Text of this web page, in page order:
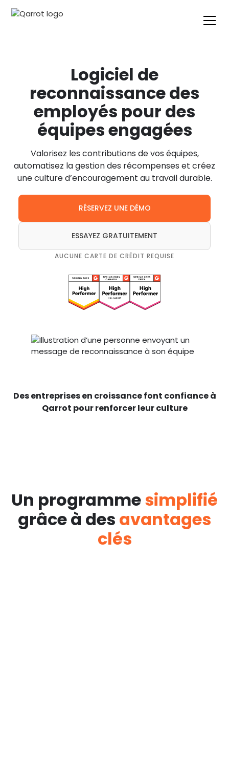
Logiciel de
reconnaissance des
employés pour des
équipes engagées
Valorisez les contributions de vos équipes,
automatisez la gestion des récompenses et créez
une culture d’encouragement au travail durable.
RÉSERVEZ UNE DÉMO
ESSAYEZ GRATUITEMENT
AUCUNE CARTE DE CRÉDIT REQUISE
Des entreprises en croissance font confiance à
Qarrot pour renforcer leur culture
Un programmesimplifié
grâce à des avantages
clés